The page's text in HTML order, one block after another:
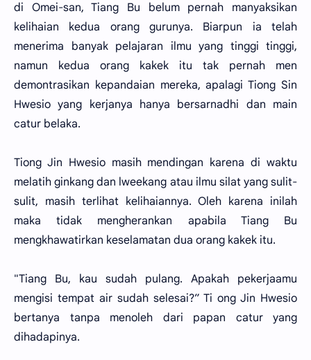
di Omei-san, Tiang Bu belum pernah manyaksikan
kelihaian kedua orang gurunya. Biarpun ia telah
menerima banyak pelajaran ilmu yang tinggi tinggi,
namun kedua orang kakek itu tak pernah men
demontrasikan kepandaian mereka, apalagi Tiong Sin
Hwesio yang kerjanya hanya bersarnadhi dan main
catur belaka.
Tiong Jin Hwesio masih mendingan karena di waktu
melatih ginkang dan lweekang atau ilmu silat yang sulit-
sulit, masih terlihat kelihaiannya. Oleh karena inilah
maka tidak mengherankan apabila Tiang Bu
mengkhawatirkan keselamatan dua orang kakek itu.
"Tiang Bu, kau sudah pulang. Apakah pekerjaamu
mengisi tempat air sudah selesai?” Ti ong Jin Hwesio
bertanya tanpa menoleh dari papan catur yang
dihadapinya.